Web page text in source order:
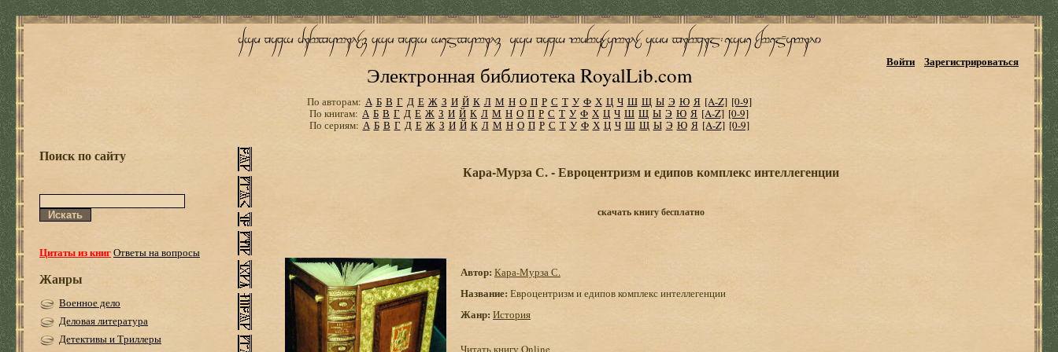
Электронная библиотека RoyalLib.com
Войти Зарегистрироваться
По авторам: А Б В Г Д Е Ж З И Й К Л М Н О П Р С Т У Ф Х Ц Ч Ш Щ Ы Э Ю Я [A-Z] [0-9]
По книгам: А Б В Г Д Е Ж З И Й К Л М Н О П Р С Т У Ф Х Ц Ч Ш Щ Ы Э Ю Я [A-Z] [0-9]
По сериям: А Б В Г Д Е Ж З И Й К Л М Н О П Р С Т У Ф Х Ц Ч Ш Щ Ы Э Ю Я [A-Z] [0-9]
Поиск по сайту
Цитаты из книгОтветы на вопросы
Жанры
Военное дело
Деловая литература
Детективы и Триллеры
Кара-Мурза С. - Евроцентризм и едипов комплекс интеллегенции
скачать книгу бесплатно
Автор: Кара-Мурза С.
Название: Евроцентризм и едипов комплекс интеллегенции
Жанр: История
Читать книгу Online